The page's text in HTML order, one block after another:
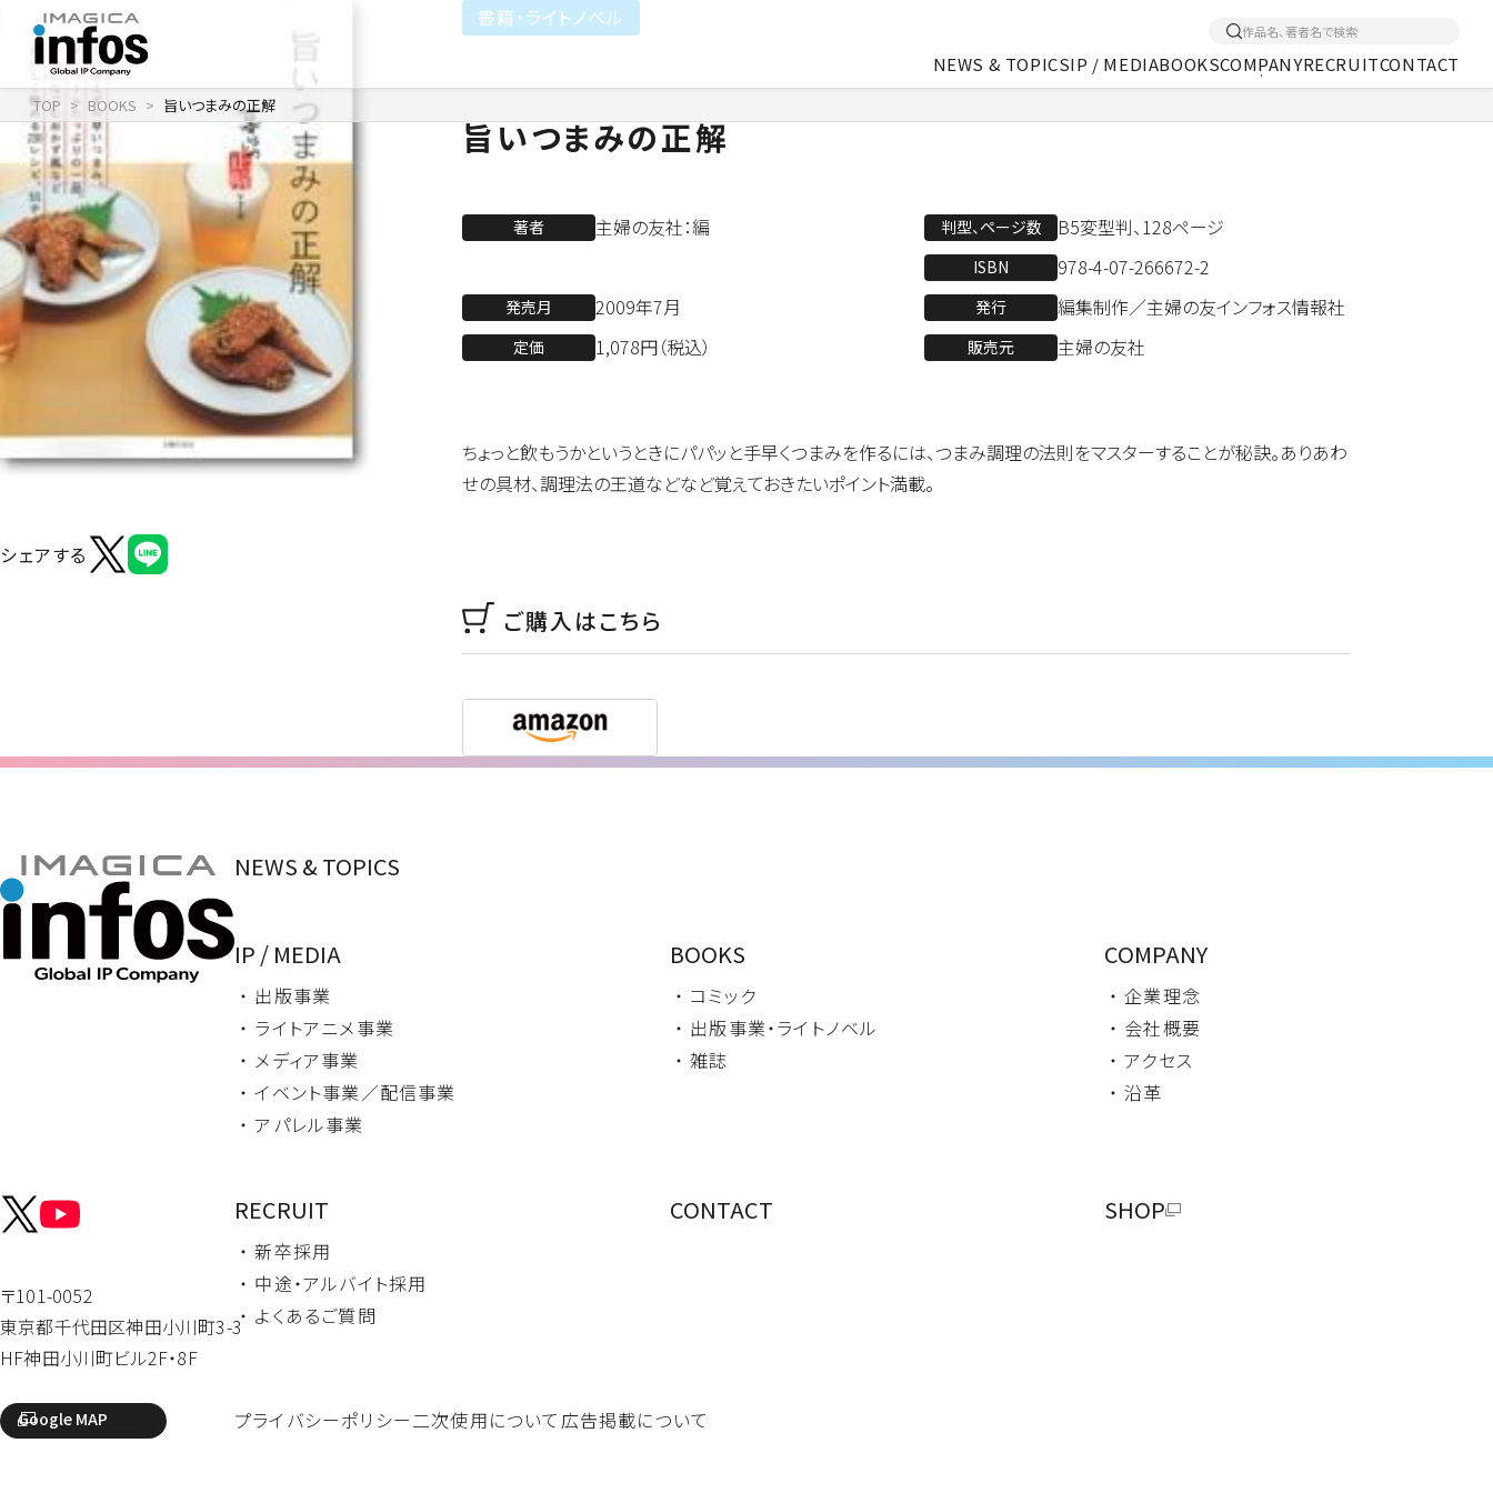
NEWS & TOPICSIP / MEDIA
IP / MEDIA
事業紹介
出版事業 ライトアニメ事業
BOOKSCOMPANY
COMPANY
会社情報
企業理念 会社概要
沿革
RECRUIT
RECRUIT
採用情報
新卒採用 中途・アルバイト採用
CONTACT
TOP BOOKS 旨いつまみの正解
シェアする
書籍・ライトノベル
旨いつまみの正解
著者 主婦の友社：編 判型、ページ数 B5変型判、128ページ
ISBN 978-4-07-266672-2
発行 編集制作／主婦の友インフォス情報社
発売月 2009年7月
販売元 主婦の友社
定価 1,078円（税込）
ちょっと飲もうかというときにパパッと手早くつまみを作るには、つまみ調理の法則をマスターすることが秘訣。ありあわ
せの具材、調理法の王道などなど覚えておきたいポイント満載。
ご購入はこちら
〒101-0052
東京都千代田区神田小川町3-3
HF神田小川町ビル2F・8F
Google MAP
NEWS & TOPICS
IP / MEDIA
・ 出版事業
・ ライトアニメ事業
・ メディア事業
・ イベント事業／配信事業
・ アパレル事業
BOOKS
・ コミック
・ 出版事業・ライトノベル
・ 雑誌
COMPANY
・ 企業理念
・ 会社概要
・ アクセス
・ 沿革
RECRUIT
・ 新卒採用
・ 中途・アルバイト採用
・ よくあるご質問
CONTACT SHOP
プライバシーポリシー二次使用について 広告掲載について